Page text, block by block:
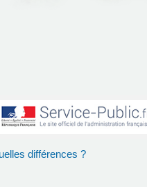
différences ?